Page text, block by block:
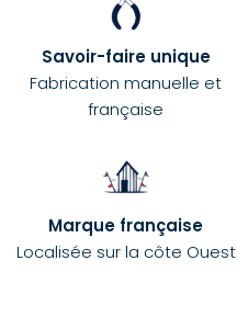
Savoir-faire unique
Fabrication manuelle et
française
Marque française
Localisée sur la côte Ouest